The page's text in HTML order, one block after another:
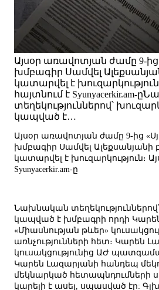
Այսօր առավոտյան ժամը 9-ից
խմբագիր Սամվել
կատարվել է
հայտնում է Syunyacerkir.am-
տեղեկություններով՝
կապված է…
Այսօր առավոտյան ժամը 9-ից
խմբագիր Սամվել Ալեքսանյանի
կատարվել է խուզարկություն։
Syunyacerkir.am-ը
Նախնական
կապված է խմբագրի որդի
«Միասնության թևեր»
առնչությունների հետ։ Կարեն
կուսակցությունից ԱԺ
Կարեն Լազարյանի հանդեպ
մեկնարկած հետապնդումների
կարելի է ասել, սպասված էր: